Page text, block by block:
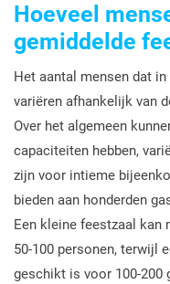
Hoeveel
gemiddelde
Het aantal mensen dat
variëren afhankelijk van
Over het algemeen
capaciteiten hebben,
zijn voor intieme
bieden aan honderden
Een kleine feestzaal kan
50-100 personen, terwijl
geschikt is voor 100-200